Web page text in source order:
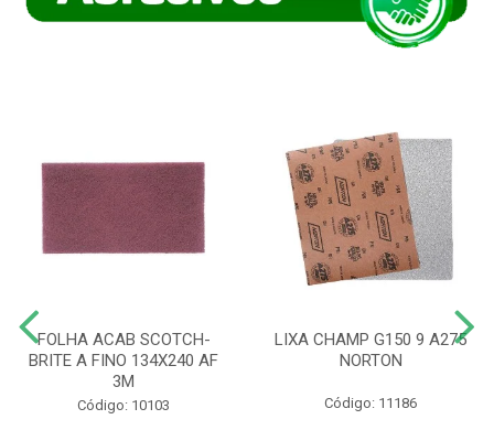
FOLHA ACAB SCOTCH-
BRITE A FINO 134X240 AF
3M
Código: 10103
LIXA CHAMP G150 9 A275
NORTON
Código: 11186